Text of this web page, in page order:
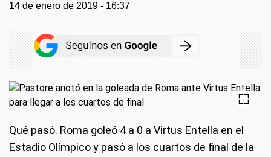
14 de enero de 2019 - 16:37
Qué pasó. Roma goleó 4 a 0 a Virtus Entella en el
Estadio Olímpico y pasó a los cuartos de final de la